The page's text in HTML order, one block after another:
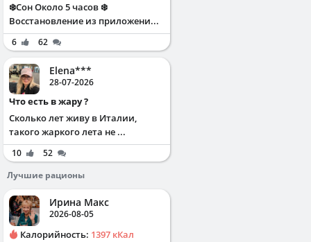
❄️Сон Около 5 часов ❄️
Восстановление из приложени...
6 62
Elena***
28-07-2026
Что есть в жару ?
Сколько лет живу в Италии,
такого жаркого лета не ...
10
52
Лучшие рационы
Ирина Макс
2026-08-05
Калорийность: 1397 кКал